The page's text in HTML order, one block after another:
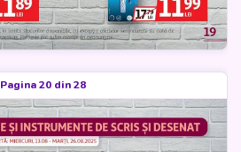
Pagina 20 din 28